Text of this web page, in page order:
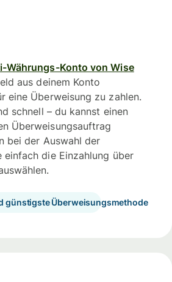
Währungs-Konto von Wise
aus deinem Konto
eine Überweisung zu zahlen.
schnell – du kannst einen
Überweisungsauftrag
bei der Auswahl der
einfach die Einzahlung über
günstigste Überweisungsmethode